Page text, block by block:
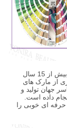
Vonira یکی از تولید کنندگان پیشرو قلم مو در چین بیش از 15 سال
بسیاری از مارک های
جهان تولید و
داده است.
حرفه ای خوبی را